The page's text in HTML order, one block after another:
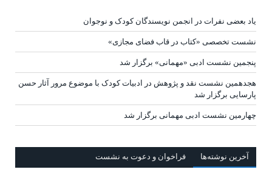
یاد بعضی نفرات در انجمن نویسندگان کودک و نوجوان
نشست تخصصی «کتاب در قاب فضای مجازی»
پنجمین نشست ادبی «مهمانی» برگزار شد
هجدهمین نشست نقد و پژوهش در ادبیات کودک با موضوع مرور آثار حسن
پارسایی برگزار شد
چهارمین نشست ادبی مهمانی برگزار شد
آخرين‌ نوشته‌ها فراخوان و دعوت به نشست